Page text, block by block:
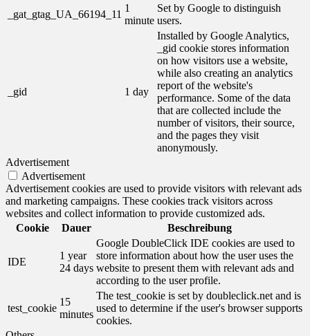
_gat_gtag_UA_66194_11
1
minute
Set by Google to distinguish
users.
_gid 1 day
Installed by Google Analytics,
_gid cookie stores information
on how visitors use a website,
while also creating an analytics
report of the website's
performance. Some of the data
that are collected include the
number of visitors, their source,
and the pages they visit
anonymously.
Advertisement
Advertisement
Advertisement cookies are used to provide visitors with relevant ads
and marketing campaigns. These cookies track visitors across
websites and collect information to provide customized ads.
Cookie
Dauer Beschreibung
IDE
1 year
24 days
Google DoubleClick IDE cookies are used to
store information about how the user uses the
website to present them with relevant ads and
according to the user profile.
test_cookie
15
minutes
The test_cookie is set by doubleclick.net and is
used to determine if the user's browser supports
cookies.